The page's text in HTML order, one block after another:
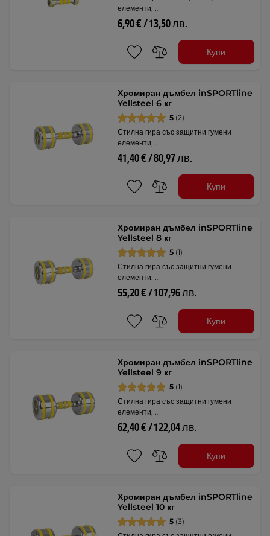
елементи, …
6,90 € / 13,50 лв.
Купи
Хромиран дъмбел inSPORTline
Yellsteel 6 кг
5 (2)
Стилна гира със защитни гумени
елементи, …
41,40 € / 80,97 лв.
Купи
Хромиран дъмбел inSPORTline
Yellsteel 8 кг
5 (1)
Стилна гира със защитни гумени
елементи, …
55,20 € / 107,96 лв.
Купи
Хромиран дъмбел inSPORTline
Yellsteel 9 кг
5 (1)
Стилна гира със защитни гумени
елементи, …
62,40 € / 122,04 лв.
Купи
Хромиран дъмбел inSPORTline
Yellsteel 10 кг
5 (3)